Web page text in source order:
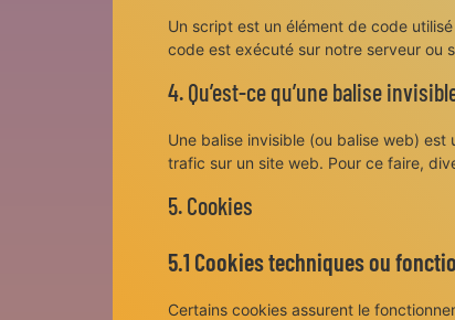
Un script est un élément de code
code est exécuté sur notre serveur ou
4. Qu’est-ce qu’une balise
Une balise invisible (ou balise web)
trafic sur un site web. Pour ce faire,
5. Cookies
5.1 Cookies techniques ou
Certains cookies assurent le